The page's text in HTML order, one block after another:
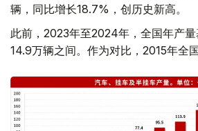
辆，同比增长18.7%，创历史新高。
此前，2023年至2024年，全国年产
14.9万辆之间。作为对比，2015年全